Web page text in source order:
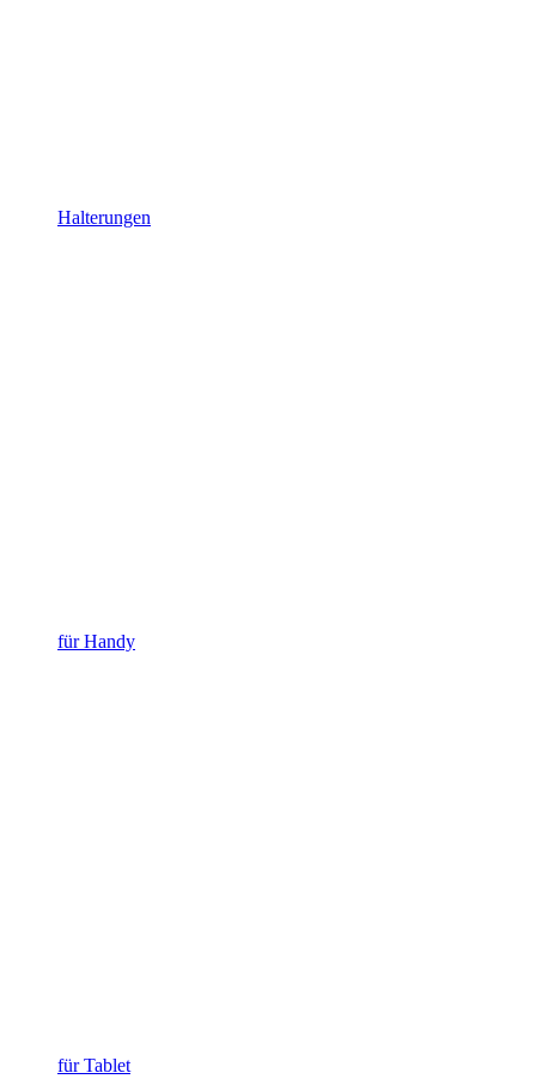
Halterungen
für Handy
für Tablet